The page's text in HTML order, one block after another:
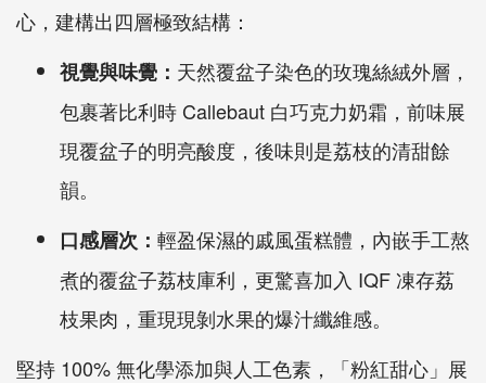
心，建構出四層極致結構：
視覺與味覺： 天然覆盆子染色的玫瑰絲絨外層，
包裹著比利時 Callebaut 白巧克力奶霜，前味展
現覆盆子的明亮酸度，後味則是荔枝的清甜餘
韻。
口感層次： 輕盈保濕的戚風蛋糕體，內嵌手工熬
煮的覆盆子荔枝庫利，更驚喜加入 IQF 凍存荔
枝果肉，重現現剝水果的爆汁纖維感。
堅持 100% 無化學添加與人工色素，「粉紅甜心」展